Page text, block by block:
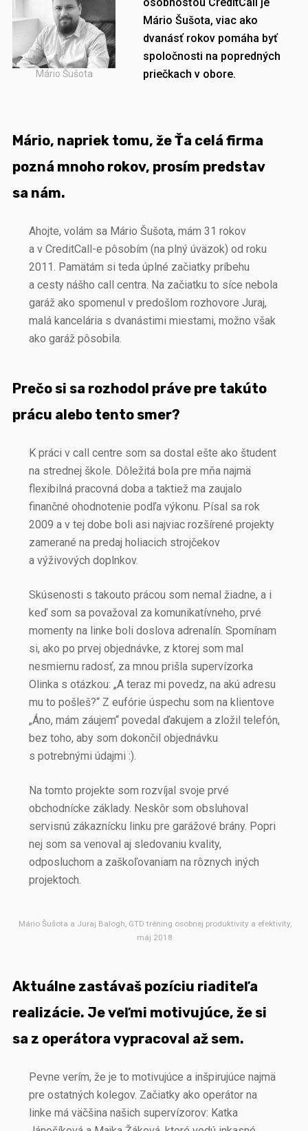
Mário Šušota
Mário Šušota, viac ako
dvanásť rokov pomáha byť
spoločnosti na popredných
priečkach v obore.
Mário, napriek tomu, že Ťa celá firma
pozná mnoho rokov, prosím predstav
sa nám.
Ahojte, volám sa Mário Šušota, mám 31 rokov
a v CreditCall-e pôsobím (na plný úväzok) od roku
2011. Pamätám si teda úplné začiatky príbehu
a cesty nášho call centra. Na začiatku to síce nebola
garáž ako spomenul v predošlom rozhovore Juraj,
malá kancelária s dvanástimi miestami, možno však
ako garáž pôsobila.
Prečo si sa rozhodol práve pre takúto
prácu alebo tento smer?
K práci v call centre som sa dostal ešte ako študent
na strednej škole. Dôležitá bola pre mňa najmä
flexibilná pracovná doba a taktiež ma zaujalo
finančné ohodnotenie podľa výkonu. Písal sa rok
2009 a v tej dobe boli asi najviac rozšírené projekty
zamerané na predaj holiacich strojčekov
a výživových doplnkov.
Skúsenosti s takouto prácou som nemal žiadne, a i
keď som sa považoval za komunikatívneho, prvé
momenty na linke boli doslova adrenalín. Spomínam
si, ako po prvej objednávke, z ktorej som mal
nesmiernu radosť, za mnou prišla supervízorka
Olinka s otázkou: „A teraz mi povedz, na akú adresu
mu to pošleš?“ Z eufórie úspechu som na klientove
„Áno, mám záujem“ povedal ďakujem a zložil telefón,
bez toho, aby som dokončil objednávku
s potrebnými údajmi :).
Na tomto projekte som rozvíjal svoje prvé
obchodnícke základy. Neskôr som obsluhoval
servisnú zákaznícku linku pre garážové brány. Popri
nej som sa venoval aj sledovaniu kvality,
odposluchom a zaškoľovaniam na rôznych iných
projektoch.
Mário Šušota a Juraj Balogh, GTD tréning osobnej produktivity a efektivity,
máj 2018
Aktuálne zastávaš pozíciu riaditeľa
realizácie. Je veľmi motivujúce, že si
sa z operátora vypracoval až sem.
Pevne verím, že je to motivujúce a inšpirujúce najmä
pre ostatných kolegov. Začiatky ako operátor na
linke má väčšina našich supervízorov: Katka